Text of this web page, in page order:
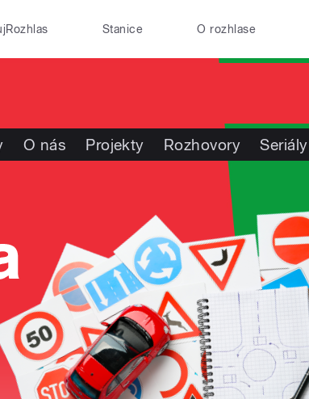
Stanice O rozhlase
O nás Projekty Rozhovory Seriály